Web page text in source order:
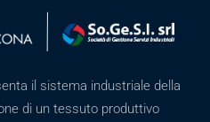
il sistema industriale della
di un tessuto produttivo